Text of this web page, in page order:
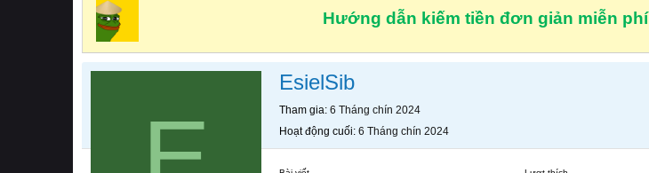
Hướng dẫn kiếm tiền đơn giản miễn phí
EsielSib
Tham gia 6 Tháng chín 2024
Hoạt động cuối 6 Tháng chín 2024